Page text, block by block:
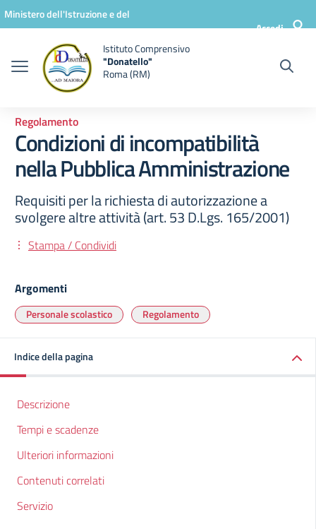
Vai ai contenuti
Vai al menu di navigazione
Vai al footer
Ministero dell'Istruzione e del
Accedi
Istituto Comprensivo
"Donatello"
Roma (RM)
Regolamento
Condizioni di incompatibilità
nella Pubblica Amministrazione
Requisiti per la richiesta di autorizzazione a
svolgere altre attività (art. 53 D.Lgs. 165/2001)
Stampa / Condividi
Argomenti
Personale scolastico Regolamento
Indice della pagina
Descrizione
Tempi e scadenze
Ulteriori informazioni
Contenuti correlati
Servizio